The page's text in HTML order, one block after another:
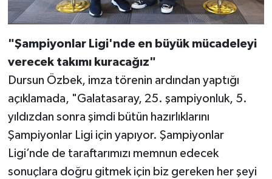
"Şampiyonlar Ligi'nde en büyük mücadeleyi
verecek takımı kuracağız"
Dursun Özbek, imza törenin ardından yaptığı
açıklamada, "Galatasaray, 25. şampiyonluk, 5.
yıldızdan sonra şimdi bütün hazırlıklarını
Şampiyonlar Ligi için yapıyor. Şampiyonlar
Ligi’nde de taraftarımızı memnun edecek
sonuçlara doğru gitmek için biz gereken her şeyi